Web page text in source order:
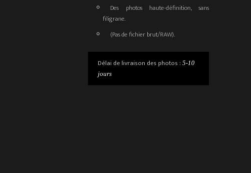
Des photos haute-définition, sans
filigrane.
(Pas de fichier brut/RAW).
Délai de livraison des photos :5-10
jours